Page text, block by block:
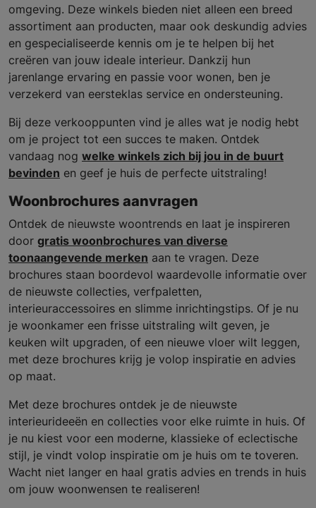
omgeving. Deze winkels bieden niet alleen een breed
assortiment aan producten, maar ook deskundig advies
en gespecialiseerde kennis om je te helpen bij het
creëren van jouw ideale interieur. Dankzij hun
jarenlange ervaring en passie voor wonen, ben je
verzekerd van eersteklas service en ondersteuning.
Bij deze verkooppunten vind je alles wat je nodig hebt
om je project tot een succes te maken. Ontdek
vandaag nog welke winkels zich bij jou in de buurt
bevinden en geef je huis de perfecte uitstraling!
Woonbrochures aanvragen
Ontdek de nieuwste woontrends en laat je inspireren
door gratis woonbrochures van diverse
toonaangevende merken aan te vragen. Deze
brochures staan boordevol waardevolle informatie over
de nieuwste collecties, verfpaletten,
interieuraccessoires en slimme inrichtingstips. Of je nu
je woonkamer een frisse uitstraling wilt geven, je
keuken wilt upgraden, of een nieuwe vloer wilt leggen,
met deze brochures krijg je volop inspiratie en advies
op maat.
Met deze brochures ontdek je de nieuwste
interieurideeën en collecties voor elke ruimte in huis. Of
je nu kiest voor een moderne, klassieke of eclectische
stijl, je vindt volop inspiratie om je huis om te toveren.
Wacht niet langer en haal gratis advies en trends in huis
om jouw woonwensen te realiseren!